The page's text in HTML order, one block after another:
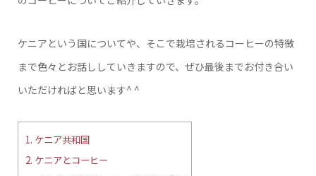
ケニアという国についてや、そこで栽培されるコーヒーの特徴
まで色々とお話ししていきますので、ぜひ最後までお付き合い
いただければと思います^ ^
1. ケニア共和国
2. ケニアとコーヒー